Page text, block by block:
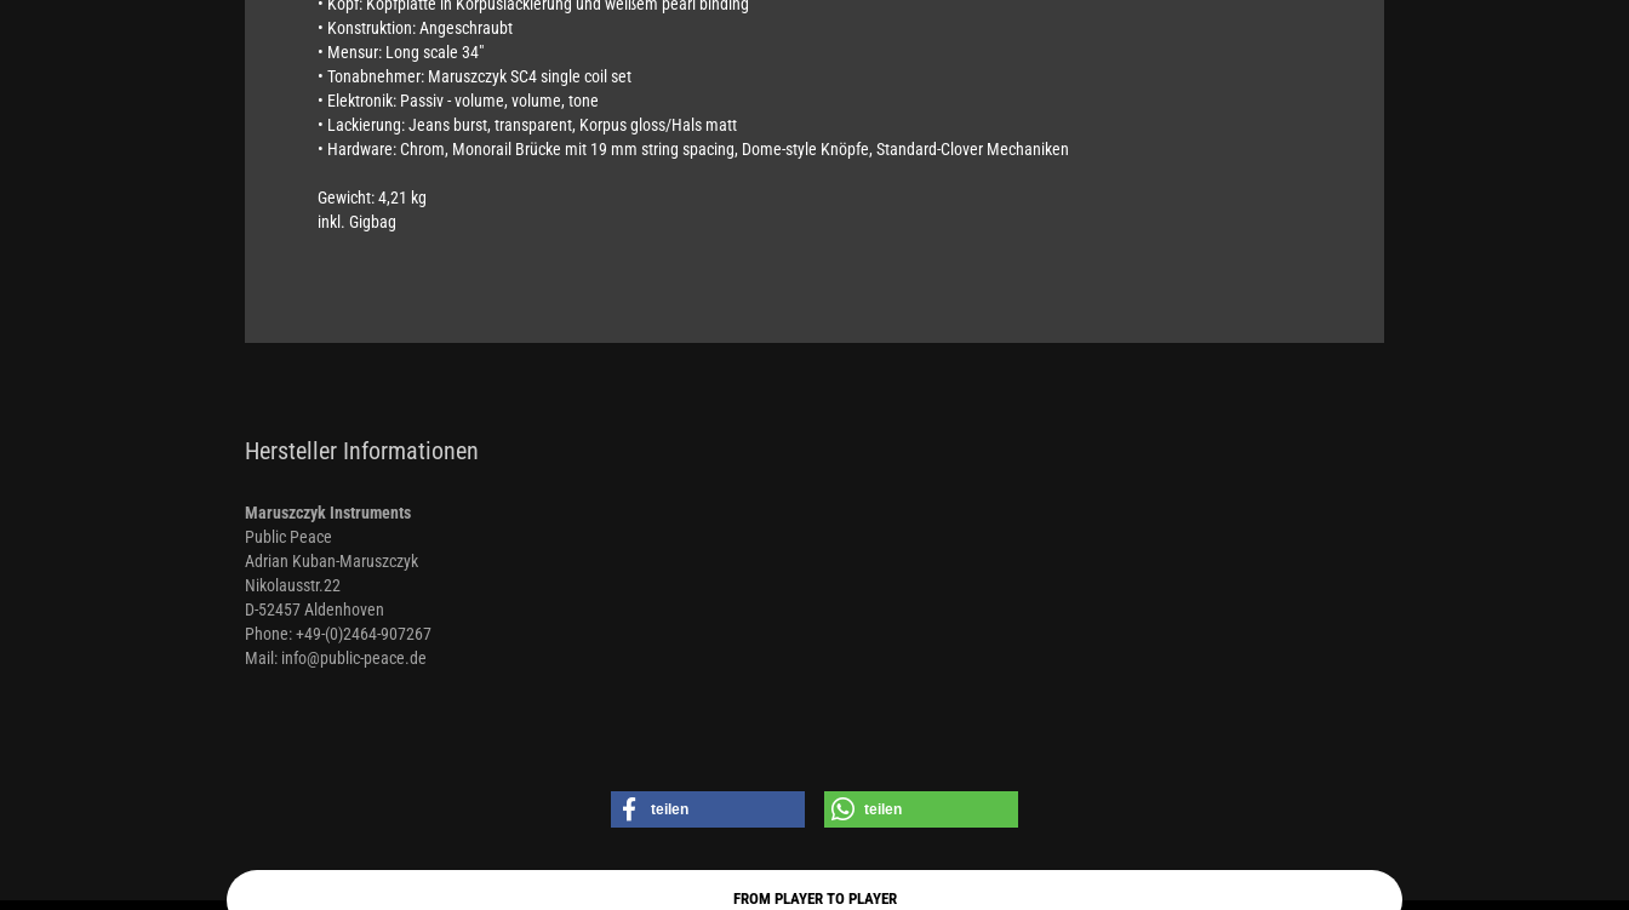
• Konstruktion: Angeschraubt
• Mensur: Long scale 34"
• Tonabnehmer: Maruszczyk SC4 single coil set
• Elektronik: Passiv - volume, volume, tone
• Lackierung: Jeans burst, transparent, Korpus gloss/Hals matt
• Hardware: Chrom, Monorail Brücke mit 19 mm string spacing, Dome-style Knöpfe, Standard-Clover Mechaniken
Gewicht: 4,21 kg
inkl. Gigbag
Hersteller Informationen
Maruszczyk Instruments
Public Peace
Adrian Kuban-Maruszczyk
Nikolausstr.22
D-52457 Aldenhoven
Phone: +49-(0)2464-907267
Mail: info@public-peace.de
teilen teilen
FROM PLAYER TO PLAYER